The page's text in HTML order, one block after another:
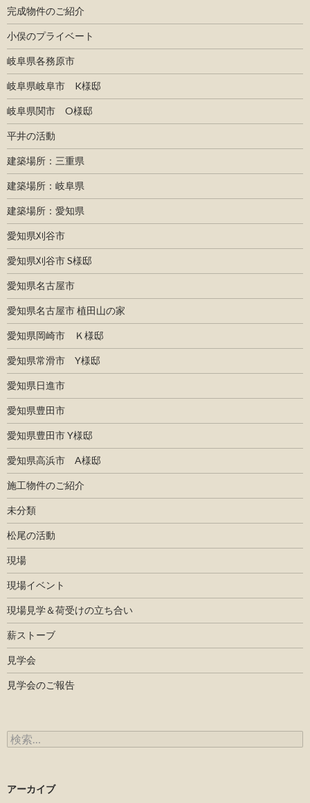
完成物件のご紹介
小俣のプライベート
岐阜県各務原市
岐阜県岐阜市 K様邸
岐阜県関市 O様邸
平井の活動
建築場所：三重県
建築場所：岐阜県
建築場所：愛知県
愛知県刈谷市
愛知県刈谷市 S様邸
愛知県名古屋市
愛知県名古屋市 植田山の家
愛知県岡崎市 Ｋ様邸
愛知県常滑市 Y様邸
愛知県日進市
愛知県豊田市
愛知県豊田市 Y様邸
愛知県高浜市 A様邸
施工物件のご紹介
未分類
松尾の活動
現場
現場イベント
現場見学＆荷受けの立ち合い
薪ストーブ
見学会
見学会のご報告
検索:
アーカイブ